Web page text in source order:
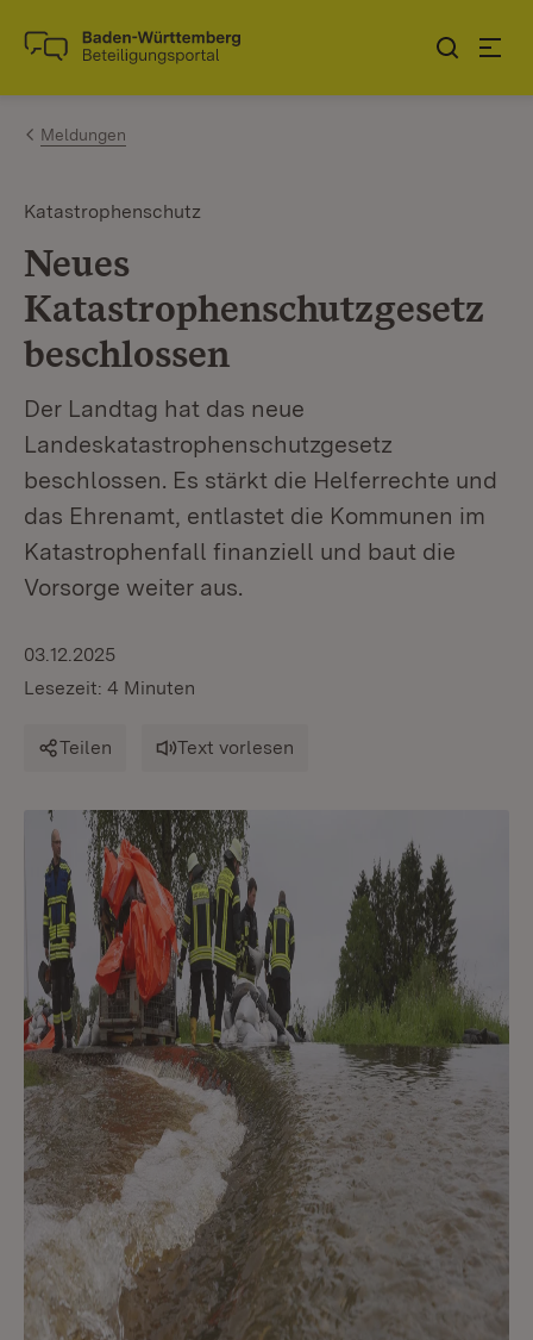
Zum Inhalt springen
Link zur Startseite
Meldungen
Katastrophenschutz
Neues
Katastrophenschutzgesetz
beschlossen
Der Landtag hat das neue
Landeskatastrophenschutzgesetz
beschlossen. Es stärkt die Helferrechte und
das Ehrenamt, entlastet die Kommunen im
Katastrophenfall finanziell und baut die
Vorsorge weiter aus.
03.12.2025
Lesezeit: 4 Minuten
Teilen Text vorlesen